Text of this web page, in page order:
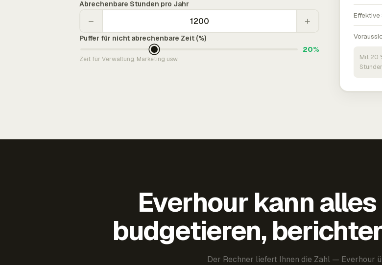
Abrechenbare Stunden pro Jahr
− +
Puffer für nicht abrechenbare Zeit (%)
20%
Zeit für Verwaltung, Marketing usw.
Mit 20
Everhour kann
budgetieren,
Der Rechner liefert Ihnen die Zahl — Everhour